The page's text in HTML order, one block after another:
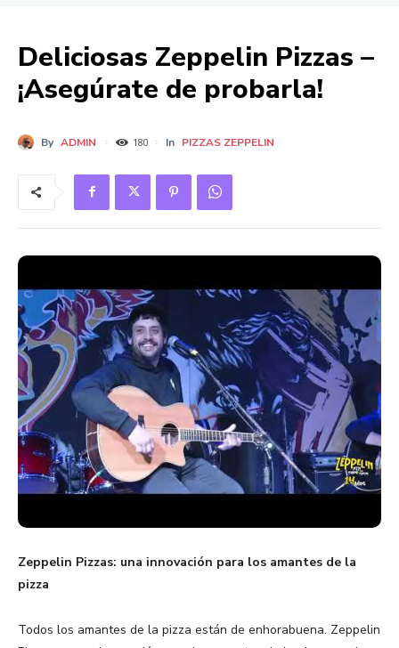
Deliciosas Zeppelin Pizzas –
¡Asegúrate de probarla!
By ADMIN 180 In PIZZAS ZEPPELIN
Zeppelin Pizzas: una innovación para los amantes de la
pizza
Todos los amantes de la pizza están de enhorabuena. Zeppelin